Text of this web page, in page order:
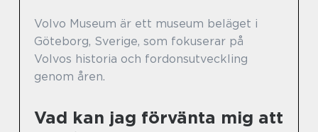
Volvo Museum är ett museum beläget i
Göteborg, Sverige, som fokuserar på
Volvos historia och fordonsutveckling
genom åren.
Vad kan jag förvänta mig att